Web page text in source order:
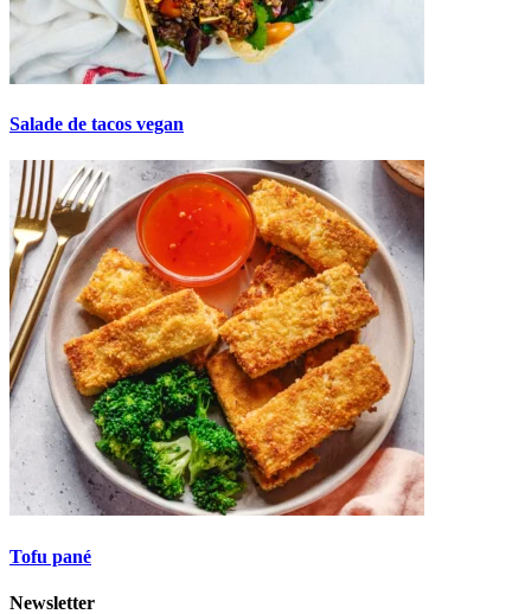
Salade de tacos vegan
Tofu pané
Newsletter